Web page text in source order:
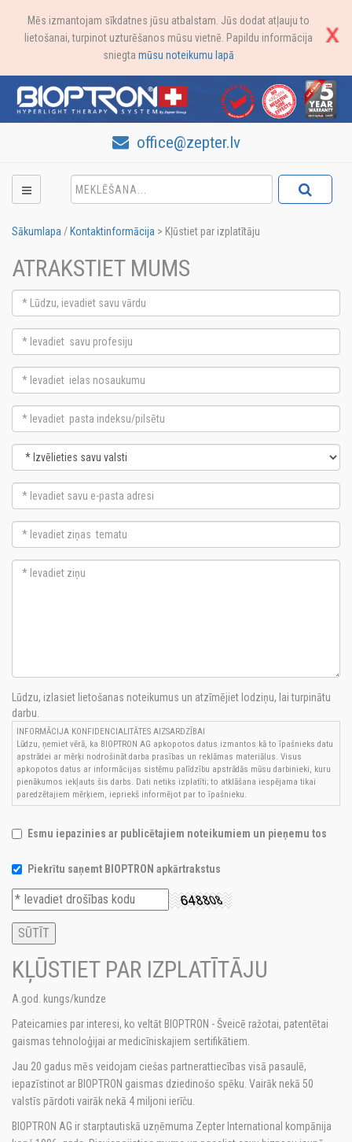
Mēs izmantojam sīkdatnes jūsu atbalstam. Jūs dodat atļauju to
lietošanai, turpinot uzturēšanos mūsu vietnē. Papildu informācija
sniegta mūsu noteikumu lapā
office@zepter.lv
Sākumlapa / Kontaktinformācija > Kļūstiet par izplatītāju
ATRAKSTIET MUMS
Lūdzu, izlasiet lietošanas noteikumus un atzīmējiet lodziņu, lai turpinātu
darbu.
INFORMĀCIJA KONFIDENCIALITĀTES AIZSARDZĪBAI
Lūdzu, ņemiet vērā, ka BIOPTRON AG apkopotos datus izmantos kā to īpašnieks datu
apstrādei ar mērķi nodrošināt darba prasības un reklāmas materiālus. Visus
apkopotos datus ar informācijas sistēmu palīdzību apstrādās mūsu darbinieki, kuru
pienākumos iekļauts šis darbs. Dati netiks izplatīti; to atklāšana iespējama tikai
paredzētajiem mērķiem, iepriekš informējot par to īpašnieku.
Esmu iepazinies ar publicētajiem noteikumiem un pieņemu tos
Piekrītu saņemt BIOPTRON apkārtrakstus
KĻŪSTIET PAR IZPLATĪTĀJU
A.god. kungs/kundze
Pateicamies par interesi, ko veltāt BIOPTRON - Šveicē ražotai, patentētai
gaismas tehnoloģijai ar medicīniskajiem sertifikātiem.
Jau 20 gadus mēs veidojam ciešas partnerattiecības visā pasaulē,
iepazīstinot ar BIOPTRON gaismas dziedinošo spēku. Vairāk nekā 50
valstīs pārdoti vairāk nekā 4 miljoni ierīču.
BIOPTRON AG ir starptautiskā uzņēmuma Zepter International kompānija